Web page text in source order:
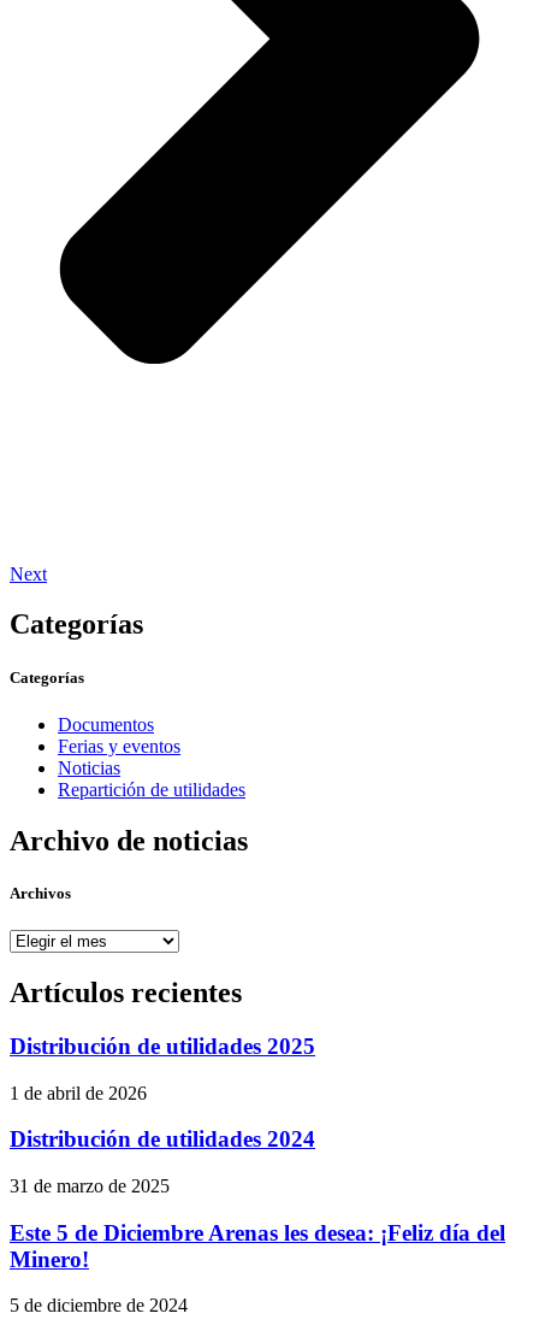
Next
Categorías
Categorías
Documentos
Ferias y eventos
Noticias
Repartición de utilidades
Archivo de noticias
Archivos
Archivos
Artículos recientes
Distribución de utilidades 2025
1 de abril de 2026
Distribución de utilidades 2024
31 de marzo de 2025
Este 5 de Diciembre Arenas les desea: ¡Feliz día del
Minero!
5 de diciembre de 2024